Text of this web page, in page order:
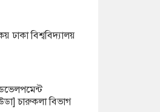
বিশ্ববিদ্যালয়
চারুকলা বিভাগ